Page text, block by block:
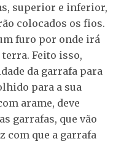
superior e inferior,
colocados os fios.
furo por onde irá
terra. Feito isso,
da garrafa para
para a sua
arame, deve
garrafas, que vão
com que a garrafa